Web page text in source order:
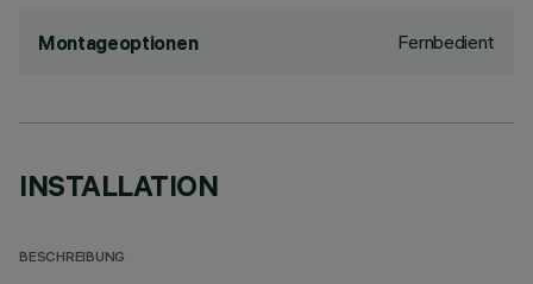
Montageoptionen Fernbedient
INSTALLATION
BESCHREIBUNG